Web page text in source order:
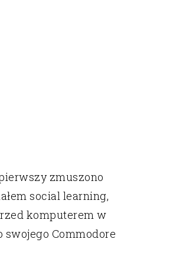
zmuszono
social learning,
komputerem w
Commodore